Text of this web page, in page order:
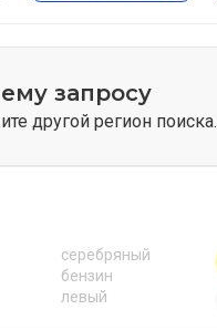
запросу
другой регион поиска.
серебряный
бензин
левый